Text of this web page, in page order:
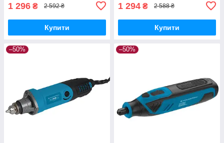
1 296 ₴ 2 592 ₴
Купити
1 294 ₴ 2 588 ₴
Купити
–50% –50%